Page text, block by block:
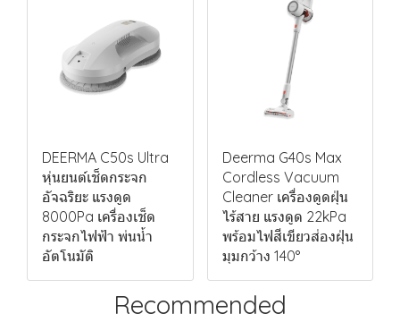
DEERMA C50s Ultra
หุ่นยนต์เช็ดกระจก
อัจฉริยะ แรงดูด
8000Pa เครื่องเช็ด
กระจกไฟฟ้า พ่นน้ำ
อัตโนมัติ
Deerma G40s Max
Cordless Vacuum
Cleaner เครื่องดูดฝุ่น
ไร้สาย แรงดูด 22kPa
พร้อมไฟสีเขียวส่องฝุ่น
มุมกว้าง 140°
Recommended